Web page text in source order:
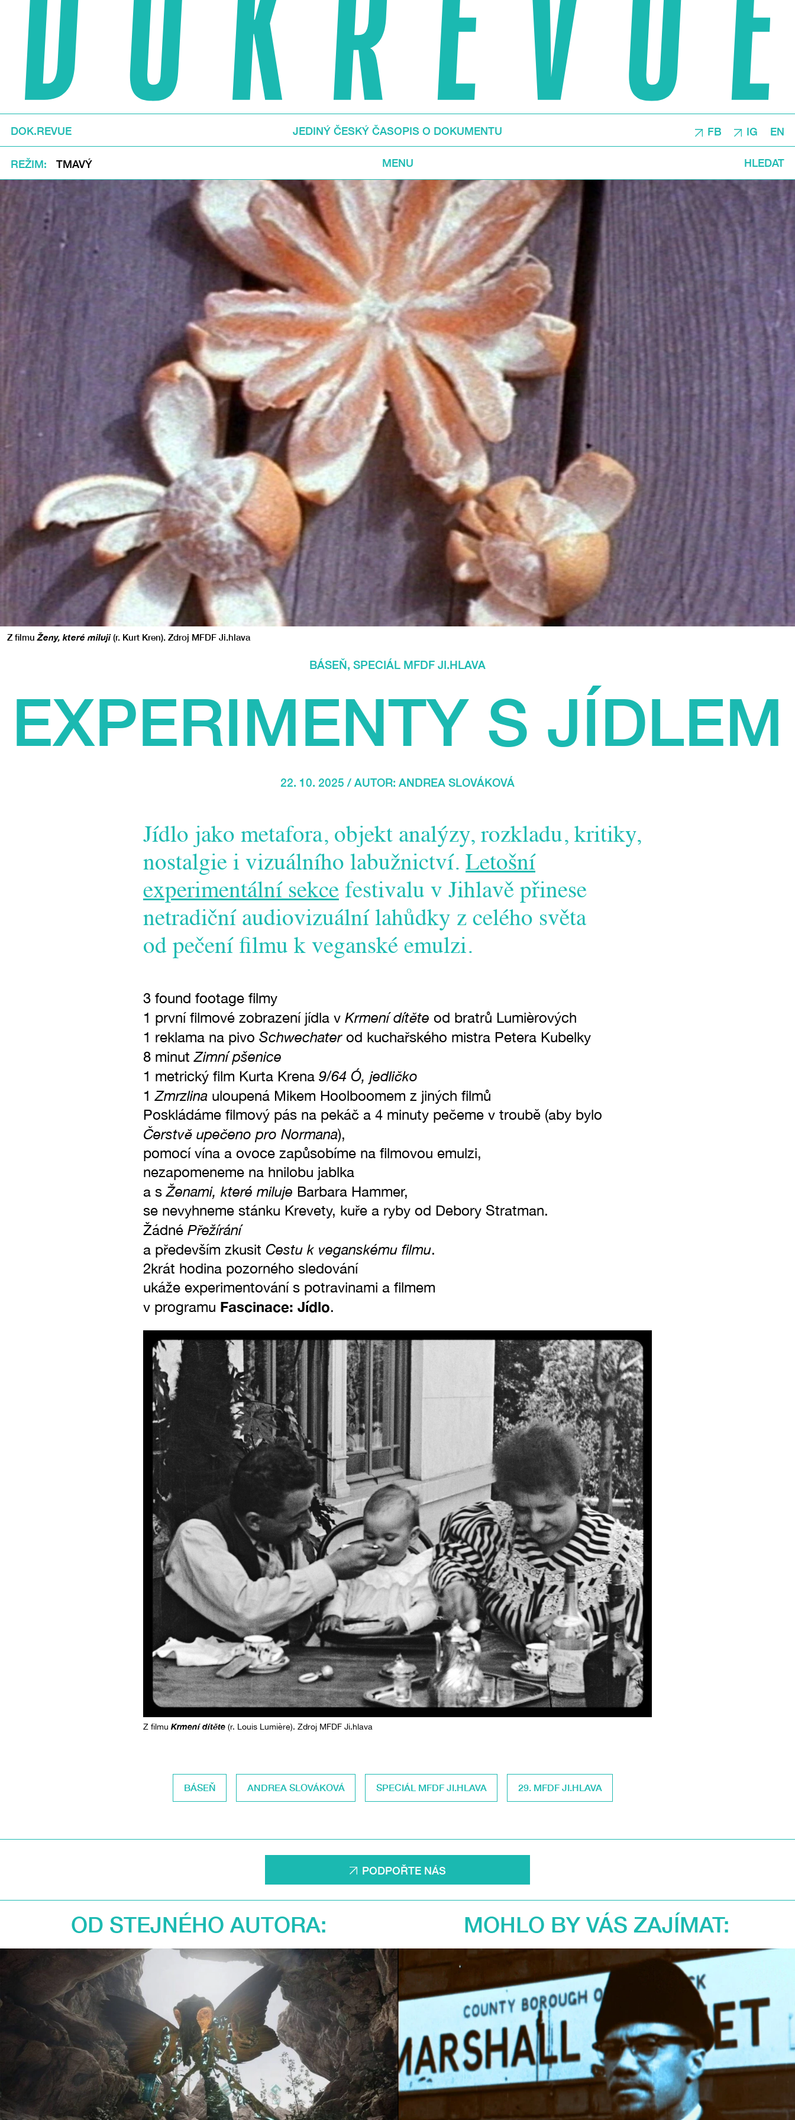
DOK.REVUE JEDINÝ ČESKÝ ČASOPIS O DOKUMENTU FB IG EN
REŽIM TMAVÝ MENU HLEDAT
Z filmuŽeny, které miluji(r. Kurt Kren). Zdroj MFDF Ji.hlava
BÁSEŇ, SPECIÁL MFDF JI.HLAVA
EXPERIMENTY S JÍDLEM
22. 10. 2025 / AUTOR: ANDREA SLOVÁKOVÁ
Jídlo jako metafora, objekt analýzy, rozkladu, kritiky,
nostalgie i vizuálního labužnictví. Letošní
experimentální sekcefestivalu v Jihlavě přinese
netradiční audiovizuální lahůdky z celého světa
od pečení filmu k veganské emulzi.
3 found footage filmy
1 první filmové zobrazení jídla v Krmení dítěte od bratrů Lumièrových
1 reklama na pivo Schwechaterod kuchařského mistra Petera Kubelky
8 minutZimní pšenice
1 metrický film Kurta Krena 9/64 Ó, jedličko
1Zmrzlinauloupená Mikem Hoolboomem z jiných filmů
Poskládáme filmový pás na pekáč a 4 minuty pečeme v troubě (aby bylo
Čerstvě upečeno pro Normana),
pomocí vína a ovoce zapůsobíme na filmovou emulzi,
nezapomeneme na hnilobu jablka
a sŽenami, které miluje Barbara Hammer,
se nevyhneme stánku Krevety, kuře a ryby od Debory Stratman.
Žádné Přežírání
a především zkusit Cestu k veganskému filmu.
2krát hodina pozorného sledování
ukáže experimentování s potravinami a filmem
v programu Fascinace: Jídlo.
Z filmu Krmení dítěte(r. Louis Lumière). Zdroj MFDF Ji.hlava
BÁSEŇ ANDREA SLOVÁKOVÁ SPECIÁL MFDF JI.HLAVA 29. MFDF JI.HLAVA
PODPOŘTE NÁS
OD STEJNÉHO AUTORA: MOHLO BY VÁS ZAJÍMAT: